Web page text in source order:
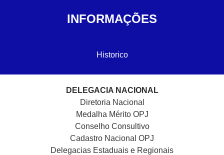
INFORMAÇÕES
Historico
DELEGACIA NACIONAL
Diretoria Nacional
Medalha Mérito OPJ
Conselho Consultivo
Cadastro Nacional OPJ
Delegacias Estaduais e Regionais